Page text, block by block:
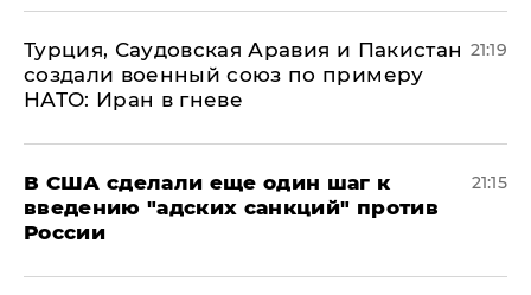
Турция, Саудовская Аравия и Пакистан
создали военный союз по примеру
НАТО: Иран в гневе
21:19
В США сделали еще один шаг к
введению "адских санкций" против
России
21:15